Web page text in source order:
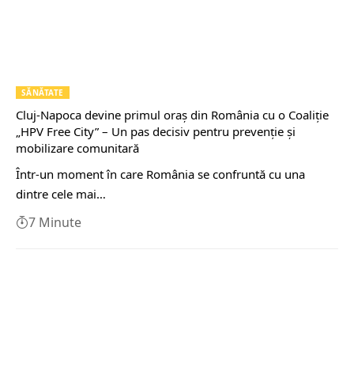
SĂNĂTATE
Cluj-Napoca devine primul oraș din România cu o Coaliție
„HPV Free City” – Un pas decisiv pentru prevenție și
mobilizare comunitară
Într-un moment în care România se confruntă cu una
dintre cele mai…
7 Minute